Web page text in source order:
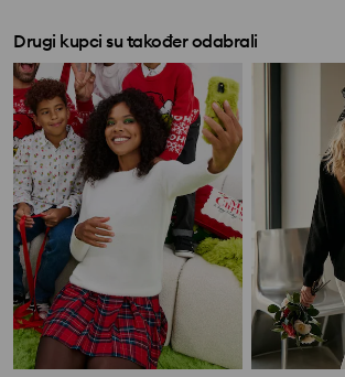
Drugi kupci su također odabrali